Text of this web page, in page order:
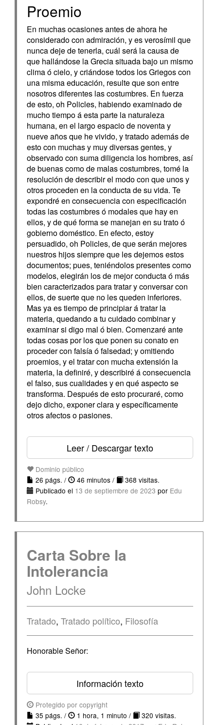
Proemio
En muchas ocasiones antes de ahora he
considerado con admiración, y es verosímil que
nunca deje de tenerla, cuál será la causa de
que hallándose la Grecia situada bajo un mismo
clima ó cielo, y criándose todos los Griegos con
una misma educación, resulte que son entre
nosotros diferentes las costumbres. En fuerza
de esto, oh Policles, habiendo examinado de
mucho tiempo á esta parte la naturaleza
humana, en el largo espacio de noventa y
nueve años que he vivido, y tratado además de
esto con muchas y muy diversas gentes, y
observado con suma diligencia los hombres, así
de buenas como de malas costumbres, tomé la
resolución de describir el modo con que unos y
otros proceden en la conducta de su vida. Te
expondré en consecuencia con especificación
todas las costumbres ó modales que hay en
ellos, y de qué forma se manejan en su trato ó
gobierno doméstico. En efecto, estoy
persuadido, oh Policles, de que serán mejores
nuestros hijos siempre que les dejemos estos
documentos; pues, teniéndolos presentes como
modelos, elegirán los de mejor conducta ó más
bien caracterizados para tratar y conversar con
ellos, de suerte que no les queden inferiores.
Mas ya es tiempo de principiar á tratar la
materia, quedando a tu cuidado combinar y
examinar si digo mal ó bien. Comenzaré ante
todas cosas por los que ponen su conato en
proceder con falsía ó falsedad; y omitiendo
proemios, y el tratar con mucha extensión la
materia, la definiré, y describiré á consecuencia
el falso, sus cualidades y en qué aspecto se
transforma. Después de esto procuraré, como
dejo dicho, exponer clara y específicamente
otros afectos o pasiones.
Leer / Descargar texto
Dominio público
26 págs. /
46 minutos /
368 visitas.
Publicado el 13 de septiembre de 2023 por Edu
Robsy.
Carta Sobre la
Intolerancia
John Locke
Tratado, Tratado político, Filosofía
Honorable Señor:
Información texto
Protegido por copyright
35 págs. /
1 hora, 1 minuto /
320 visitas.